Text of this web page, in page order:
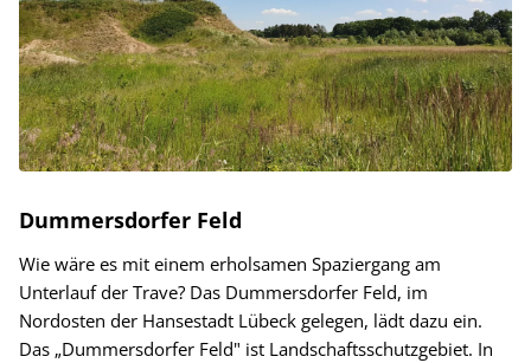
Dummersdorfer Feld
Wie wäre es mit einem erholsamen Spaziergang am
Unterlauf der Trave? Das Dummersdorfer Feld, im
Nordosten der Hansestadt Lübeck gelegen, lädt dazu ein.
Das „Dummersdorfer Feld" ist Landschaftsschutzgebiet. In